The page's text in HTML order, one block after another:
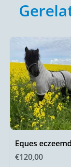
Eques
€120,00